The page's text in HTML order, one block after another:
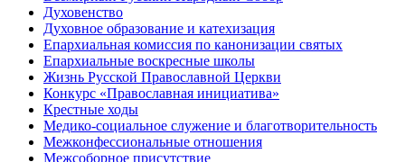
Духовенство
Духовное образование и катехизация
Епархиальная комиссия по канонизации святых
Епархиальные воскресные школы
Жизнь Русской Православной Церкви
Конкурс «Православная инициатива»
Крестные ходы
Медико-социальное служение и благотворительность
Межконфессиональные отношения
Межсоборное присутствие